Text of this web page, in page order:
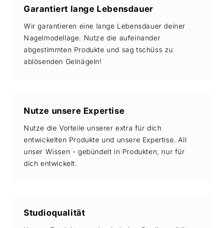
Garantiert lange Lebensdauer
Wir garantieren eine lange Lebensdauer deiner
Nagelmodellage. Nutze die aufeinander
abgestimmten Produkte und sag tschüss zu
ablösenden Gelnägeln!
Nutze unsere Expertise
Nutze die Vorteile unserer extra für dich
entwickelten Produkte und unsere Expertise. All
unser Wissen - gebündelt in Produkten, nur für
dich entwickelt.
Studioqualität